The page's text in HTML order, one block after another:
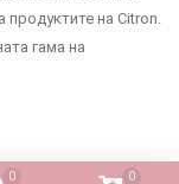
продуктите на Citron.
гама на